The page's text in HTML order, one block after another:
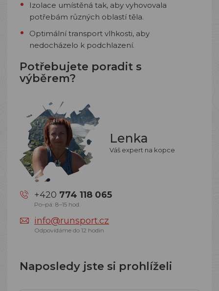
Izolace umístěná tak, aby vyhovovala
potřebám různých oblastí těla.
Optimální transport vlhkosti, aby
nedocházelo k podchlazení.
Potřebujete poradit s
výběrem?
Lenka
Váš expert na kopce
+420 774 118 065
Po–pá: 8–15 hod.
info@runsport.cz
Odpovídáme do 12 hodin
Naposledy jste si prohlíželi